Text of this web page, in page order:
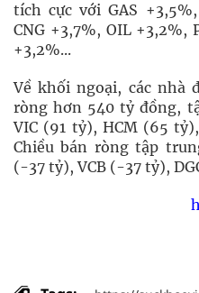
tích cực với GAS
CNG +3,7%, OIL +3,2%,
+3,2%...
Về khối ngoại, các nhà
ròng hơn 540 tỷ đồng,
VIC (91 tỷ), HCM (65
Chiều bán ròng tập
(-37 tỷ), VCB (-37 tỷ),